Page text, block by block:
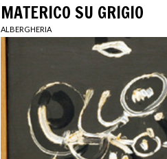
MATERICO SU GRIGIO
ALBERGHERIA